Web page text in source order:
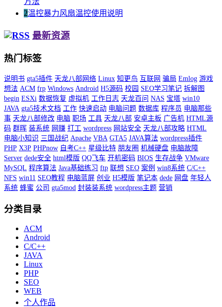
2温控暴力风扇温控使用说明
最新资源
热门标签
说明书 gta5插件 天龙八部网络 Linux 知更鸟 互联网 骗局 Emlog 游戏
想法 ACM frp Windows Android H5源码 校园 SEO学习笔记 拆解图
begin ESXi 数据恢复 虚拟机 工作日志 天龙百问 NAS 宝塔 win10
JAVA gta5技术文档 工作 快速启动 电脑问题 数据库 程序员 电脑那些
事 天龙八部修改 电脑 职场 工具 天龙八部 安卓主板 广告机 HTML源
码 群晖 装系统 网赚 打工 wordpress 网站安全 天龙八部攻略 HTML
电脑小知识 三国战纪 Apache VBA GTA5 JAVA算法 wordpress插件
PHP X3P PHPnow 自考C++ 星级比特 朋友圈 机械硬盘 电脑故障
Server dede安全 html模版 QQ飞车 开机密码 BIOS 生存战争 VMware
MySQL 程序算法 Java基础练习 ftp 联想 SEO 案例 win8系统 C/C++
NFS win11 SEO教程 电脑蓝屏 创业 H5模版 笔记本 dede 网盘 年轻人
系统 蜂蜜 公司 gta5mod 封装装系统 wordpress主题 营销
分类目录
ACM
Android
C/C++
JAVA
Linux
PHP
SEO
WEB
个人作品